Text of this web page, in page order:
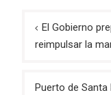
Navegación
de
El Gobierno
reimpulsar la
Puerto de